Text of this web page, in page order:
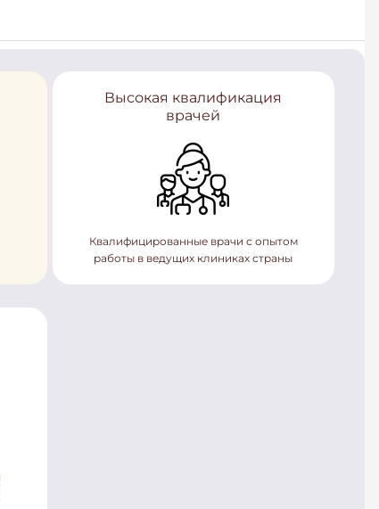
Высокая квалификация
врачей
Квалифицированные врачи с опытом
работы в ведущих клиниках страны